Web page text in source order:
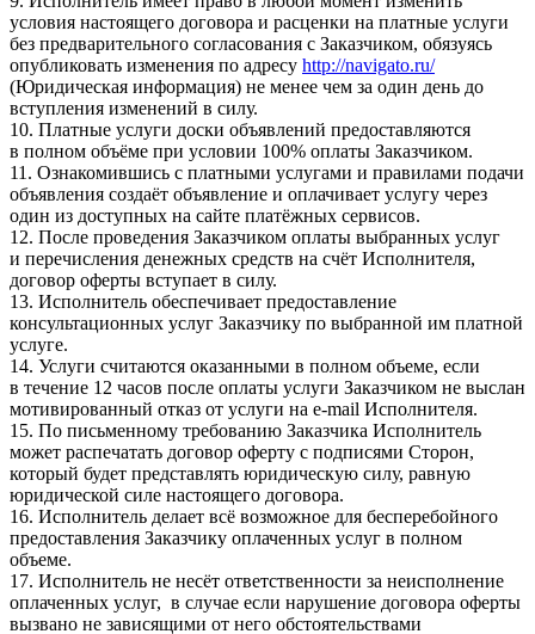
условия настоящего договора и расценки на платные услуги
без предварительного согласования с Заказчиком, обязуясь
опубликовать изменения по адресу http://navigato.ru/
(Юридическая информация) не менее чем за один день до
вступления изменений в силу.
10. Платные услуги доски объявлений предоставляются
в полном объёме при условии 100% оплаты Заказчиком.
11. Ознакомившись с платными услугами и правилами подачи
объявления создаёт объявление и оплачивает услугу через
один из доступных на сайте платёжных сервисов.
12. После проведения Заказчиком оплаты выбранных услуг
и перечисления денежных средств на счёт Исполнителя,
договор оферты вступает в силу.
13. Исполнитель обеспечивает предоставление
консультационных услуг Заказчику по выбранной им платной
услуге.
14. Услуги считаются оказанными в полном объеме, если
в течение 12 часов после оплаты услуги Заказчиком не выслан
мотивированный отказ от услуги на e-mail Исполнителя.
15. По письменному требованию Заказчика Исполнитель
может распечатать договор оферту с подписями Сторон,
который будет представлять юридическую силу, равную
юридической силе настоящего договора.
16. Исполнитель делает всё возможное для бесперебойного
предоставления Заказчику оплаченных услуг в полном
объеме.
17. Исполнитель не несёт ответственности за неисполнение
оплаченных услуг, в случае если нарушение договора оферты
вызвано не зависящими от него обстоятельствами